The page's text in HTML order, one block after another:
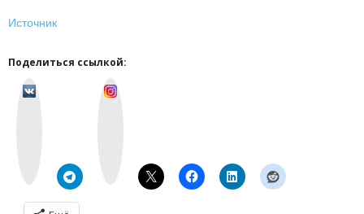
Источник
Поделиться ссылкой: